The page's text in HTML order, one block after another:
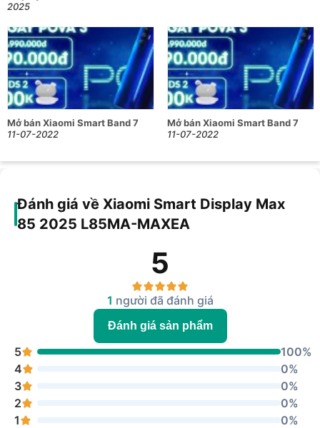
2025
Mở bán Xiaomi Smart Band 7
11-07-2022
Mở bán Xiaomi Smart Band 7
11-07-2022
Đánh giá về Xiaomi Smart Display Max
85 2025 L85MA-MAXEA
5
1 người đã đánh giá
Đánh giá sản phẩm
5
100%
4
0%
3
0%
2
0%
1
0%